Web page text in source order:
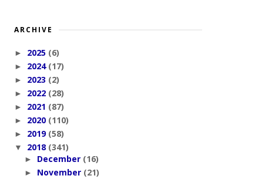
ARCHIVE
► 2025 (6)
► 2024 (17)
► 2023 (2)
► 2022 (28)
► 2021 (87)
► 2020 (110)
► 2019 (58)
▼ 2018 (341)
► December (16)
► November (21)